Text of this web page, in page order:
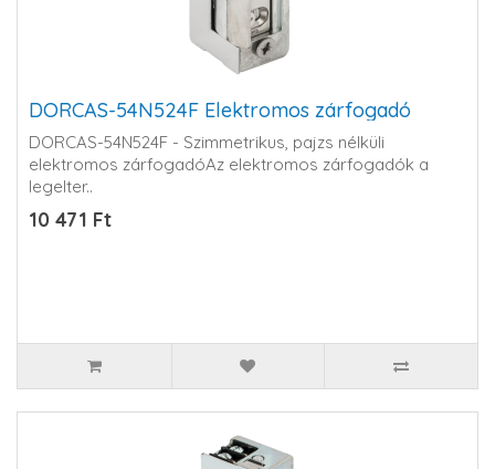
DORCAS-54N524F Elektromos zárfogadó
DORCAS-54N524F - Szimmetrikus, pajzs nélküli
elektromos zárfogadóAz elektromos zárfogadók a
legelter..
10 471 Ft